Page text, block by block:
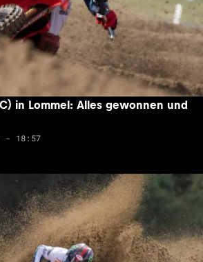
in Lommel: Alles gewonnen und
- 18:57